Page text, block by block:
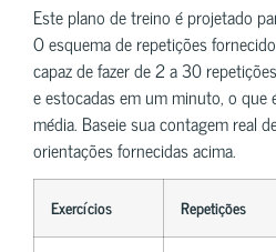
Este plano de treino é projetado
O esquema de repetições
capaz de fazer de 2 a 30
e estocadas em um minuto, o que
média. Baseie sua contagem real
orientações fornecidas acima.
Exercícios Repetições